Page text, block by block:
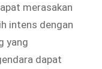
merasakan
intens dengan
yang
dapat